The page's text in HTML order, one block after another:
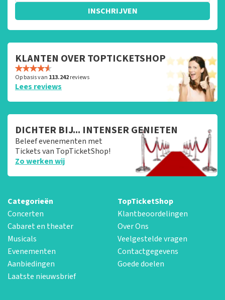
INSCHRIJVEN
KLANTEN OVER TOPTICKETSHOP
Op basis van 113.242reviews
Lees reviews
DICHTER BIJ... INTENSER GENIETEN
Beleef evenementen met
Tickets van TopTicketShop!
Zo werken wij
Categorieën
Concerten
Cabaret en theater
Musicals
Evenementen
Aanbiedingen
Laatste nieuwsbrief
TopTicketShop
Klantbeoordelingen
Over Ons
Veelgestelde vragen
Contactgegevens
Goede doelen